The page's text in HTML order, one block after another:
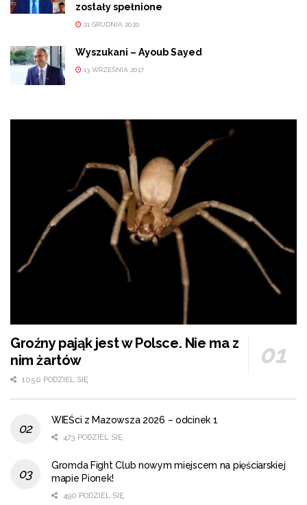
zostały spełnione
21 GRUDNIA 2020
Wyszukani – Ayoub Sayed
13 WRZEŚNIA 2017
Groźny pająk jest w Polsce. Nie ma z
nim żartów
1050 PODZIEL SIĘ
WIEŚci z Mazowsza 2026 – odcinek 1
473 PODZIEL SIĘ
Gromda Fight Club nowym miejscem na pięściarskiej
mapie Pionek!
490 PODZIEL SIĘ